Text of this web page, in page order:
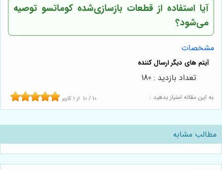
آیا استفاده از قطعات بازسازی‌شده کوماتسو توصیه
می‌شود؟
مشخصات
به این مقاله امتیاز بدهید : 10 / 10 از 1 کاربر
تعداد بازدید : 180
مطالب مشابه